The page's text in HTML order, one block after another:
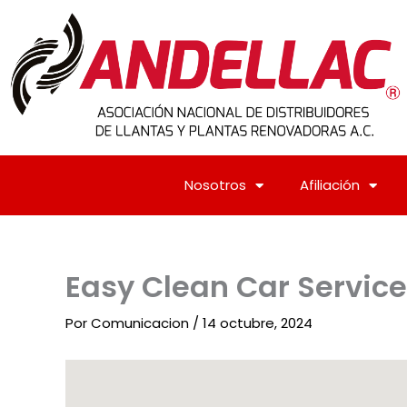
contenido
Nosotros Afiliación
Easy Clean Car
PorComunicacion / 14 octubre, 2024